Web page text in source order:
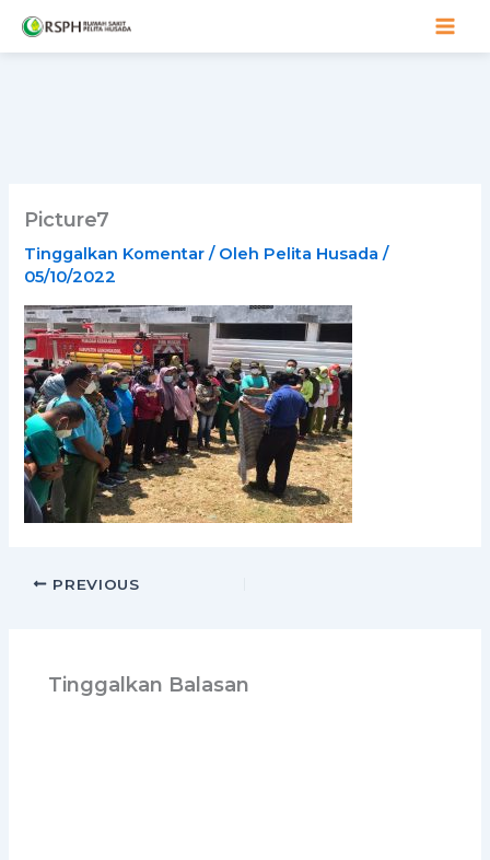
Picture7
Tinggalkan Komentar / Oleh Pelita Husada/
05/10/2022
PREVIOUS
Tinggalkan Balasan